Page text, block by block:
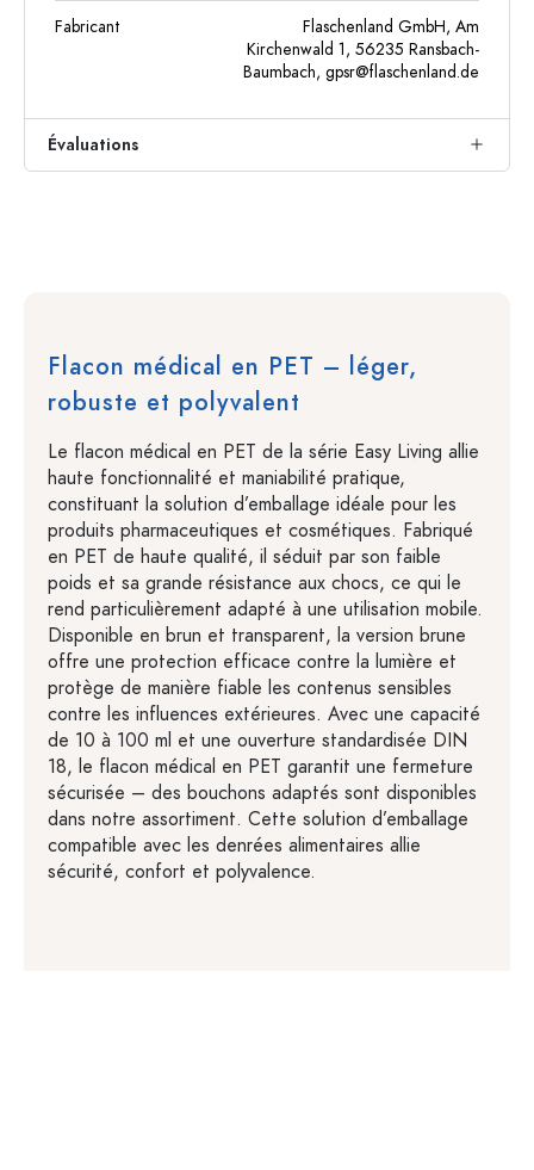
Fabricant
Flaschenland GmbH, Am
Kirchenwald 1, 56235 Ransbach-
Baumbach, gpsr@flaschenland.de
Évaluations
Flacon médical en PET – léger,
robuste et polyvalent
Le flacon médical en PET de la série Easy Living allie
haute fonctionnalité et maniabilité pratique,
constituant la solution d’emballage idéale pour les
produits pharmaceutiques et cosmétiques. Fabriqué
en PET de haute qualité, il séduit par son faible
poids et sa grande résistance aux chocs, ce qui le
rend particulièrement adapté à une utilisation mobile.
Disponible en brun et transparent, la version brune
offre une protection efficace contre la lumière et
protège de manière fiable les contenus sensibles
contre les influences extérieures. Avec une capacité
de 10 à 100 ml et une ouverture standardisée DIN
18, le flacon médical en PET garantit une fermeture
sécurisée – des bouchons adaptés sont disponibles
dans notre assortiment. Cette solution d’emballage
compatible avec les denrées alimentaires allie
sécurité, confort et polyvalence.